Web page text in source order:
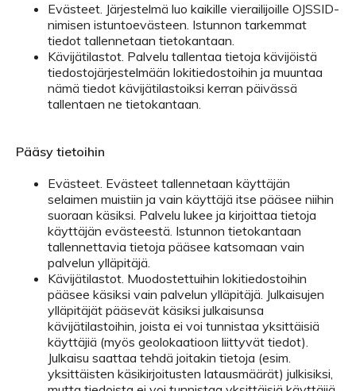
Evästeet. Järjestelmä luo kaikille vierailijoille OJSSID-
nimisen istuntoevästeen. Istunnon tarkemmat
tiedot tallennetaan tietokantaan.
Kävijätilastot. Palvelu tallentaa tietoja kävijöistä
tiedostojärjestelmään lokitiedostoihin ja muuntaa
nämä tiedot kävijätilastoiksi kerran päivässä
tallentaen ne tietokantaan.
Pääsy tietoihin
Evästeet. Evästeet tallennetaan käyttäjän
selaimen muistiin ja vain käyttäjä itse pääsee niihin
suoraan käsiksi. Palvelu lukee ja kirjoittaa tietoja
käyttäjän evästeestä. Istunnon tietokantaan
tallennettavia tietoja pääsee katsomaan vain
palvelun ylläpitäjä.
Kävijätilastot. Muodostettuihin lokitiedostoihin
pääsee käsiksi vain palvelun ylläpitäjä. Julkaisujen
ylläpitäjät pääsevät käsiksi julkaisunsa
kävijätilastoihin, joista ei voi tunnistaa yksittäisiä
käyttäjiä (myös geolokaatioon liittyvät tiedot).
Julkaisu saattaa tehdä joitakin tietoja (esim.
yksittäisten käsikirjoitusten latausmäärät) julkisiksi,